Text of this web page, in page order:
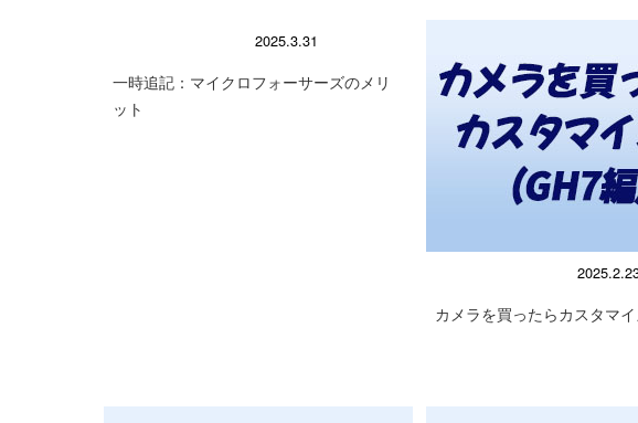
2025.3.31
一時追記：マイクロフォーサーズのメリ
ット
カメラを買ったらカスタマ